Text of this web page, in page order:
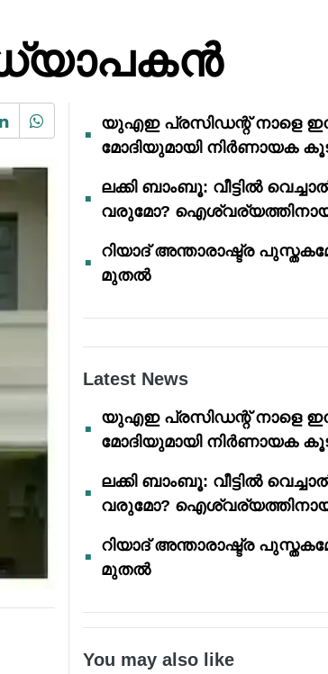
യുഎഇ പ്രസിഡന്റ് നാളെ
മോദിയുമായി നിർണായക
ലക്കി ബാംബൂ: വീട്ടിൽ
വരുമോ?
റിയാദ് അന്താരാഷ്ട്ര
മുതൽ
Latest News
യുഎഇ പ്രസിഡന്റ് നാളെ
മോദിയുമായി നിർണായക
ലക്കി ബാംബൂ: വീട്ടിൽ
വരുമോ?
റിയാദ് അന്താരാഷ്ട്ര
മുതൽ
You may also like